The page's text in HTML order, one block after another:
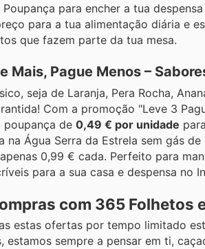
para encher a tua
para a tua alimentação diária e
que fazem parte da tua mesa.
Mais, Pague Menos –
seja de Laranja, Pera Rocha,
Com a promoção "Leve 3
poupança de 0,49 € por unidade
na Água Serra da Estrela sem gás
0,99 € cada. Perfeito para
para a sua casa e despensa no
com 365 Folhetos
estas ofertas por tempo limitado
estamos sempre a pensar em ti,